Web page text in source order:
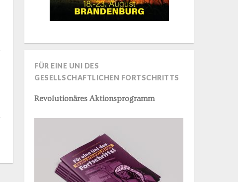
FÜR EINE UNI DES
GESELLSCHAFTLICHEN FORTSCHRITTS
Revolutionäres Aktionsprogramm